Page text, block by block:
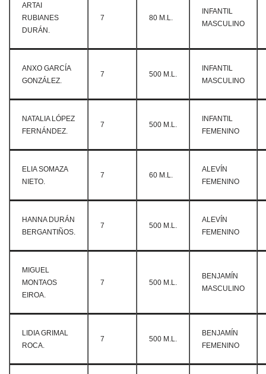
ARTAI
RUBIANES
DURÁN.
7 80 M.L.
INFANTIL
MASCULINO
ANXO GARCÍA
GONZÁLEZ.
7 500 M.L.
INFANTIL
MASCULINO
NATALIA LÓPEZ
FERNÁNDEZ.
7 500 M.L.
INFANTIL
FEMENINO
ELIA SOMAZA
NIETO.
7 60 M.L.
ALEVÍN
FEMENINO
HANNA DURÁN
BERGANTIÑOS.
7 500 M.L.
ALEVÍN
FEMENINO
MIGUEL
MONTAOS
EIROA.
7 500 M.L.
BENJAMÍN
MASCULINO
LIDIA GRIMAL
ROCA.
7 500 M.L.
BENJAMÍN
FEMENINO